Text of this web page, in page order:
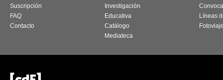
Suscripción
FAQ
Contacto
Investigación
Educativa
Catálogo
Mediateca
Líneas